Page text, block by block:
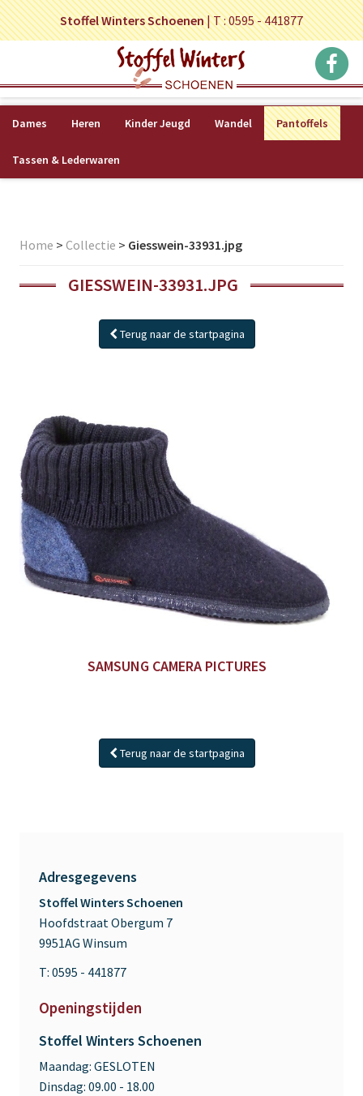
Stoffel Winters Schoenen|T : 0595 - 441877
Dames Heren Kinder Jeugd Wandel Pantoffels
Tassen & Lederwaren
Home > Collectie > Giesswein-33931.jpg
GIESSWEIN-33931.JPG
Terug naar de startpagina
SAMSUNG CAMERA PICTURES
Terug naar de startpagina
Adresgegevens
Stoffel Winters Schoenen
Hoofdstraat Obergum 7
9951AG Winsum
T: 0595 - 441877
Openingstijden
Stoffel Winters Schoenen
Maandag: GESLOTEN
Dinsdag: 09.00 - 18.00